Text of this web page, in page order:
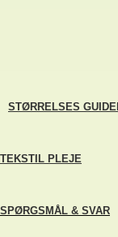
STØRRELSES
TEKSTIL PLEJE
SPØRGSMÅL & SVAR